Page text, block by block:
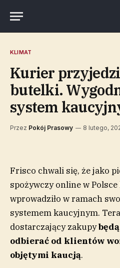
KLIMAT
Kurier
butelki.
system
Przez Pokój Prasowy 8 lutego,
Frisco chwali się, że jako
spożywczy online w
wprowadziło w ramach
systemem kaucyjnym.
dostarczający zakupy
odbierać od klientów
objętymi kaucją.